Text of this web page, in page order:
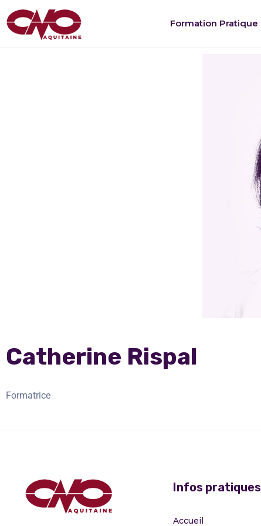
Formation Pratique
Catherine Rispal
Formatrice
Infos pratiques
Accueil